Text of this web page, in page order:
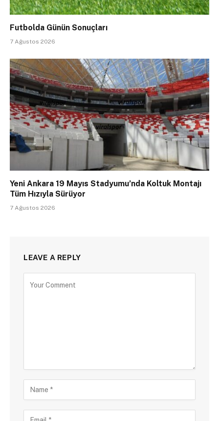
Futbolda Günün Sonuçları
7 Ağustos 2026
Yeni Ankara 19 Mayıs Stadyumu’nda Koltuk Montajı
Tüm Hızıyla Sürüyor
7 Ağustos 2026
LEAVE A REPLY